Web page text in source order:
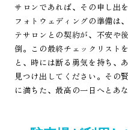
サロンであれば、その申し出
フォトウェディングの準備は
テサロンとの契約が、不安や
倒。この最終チェックリスト
と、時には断る勇気を持ち、
見つけ出してください。その
に満ちた、最高の一日へとあ